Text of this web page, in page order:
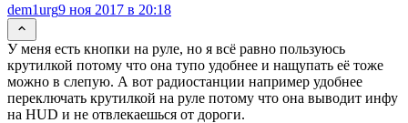
dem1urg9 ноя 2017 в 20:18
У меня есть кнопки на руле, но я всё равно пользуюсь
крутилкой потому что она тупо удобнее и нащупать её тоже
можно в слепую. А вот радиостанции например удобнее
переключать крутилкой на руле потому что она выводит инфу
на HUD и не отвлекаешься от дороги.